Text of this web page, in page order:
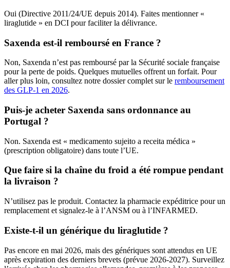
Oui (Directive 2011/24/UE depuis 2014). Faites mentionner «
liraglutide » en DCI pour faciliter la délivrance.
Saxenda est-il remboursé en France ?
Non, Saxenda n’est pas remboursé par la Sécurité sociale française
pour la perte de poids. Quelques mutuelles offrent un forfait. Pour
aller plus loin, consultez notre dossier complet sur le remboursement
des GLP-1 en 2026.
Puis-je acheter Saxenda sans ordonnance au
Portugal ?
Non. Saxenda est « medicamento sujeito a receita médica »
(prescription obligatoire) dans toute l’UE.
Que faire si la chaîne du froid a été rompue pendant
la livraison ?
N’utilisez pas le produit. Contactez la pharmacie expéditrice pour un
remplacement et signalez-le à l’ANSM ou à l’INFARMED.
Existe-t-il un générique du liraglutide ?
Pas encore en mai 2026, mais des génériques sont attendus en UE
après expiration des derniers brevets (prévue 2026-2027). Surveillez